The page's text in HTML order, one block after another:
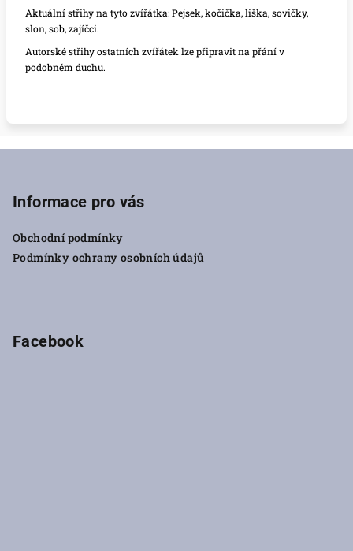
Aktuální střihy na tyto zvířátka: Pejsek, kočička, liška, sovičky,
slon, sob, zajíčci.
Autorské střihy ostatních zvířátek lze připravit na přání v
podobném duchu.
Informace pro vás
Obchodní podmínky
Podmínky ochrany osobních údajů
Facebook